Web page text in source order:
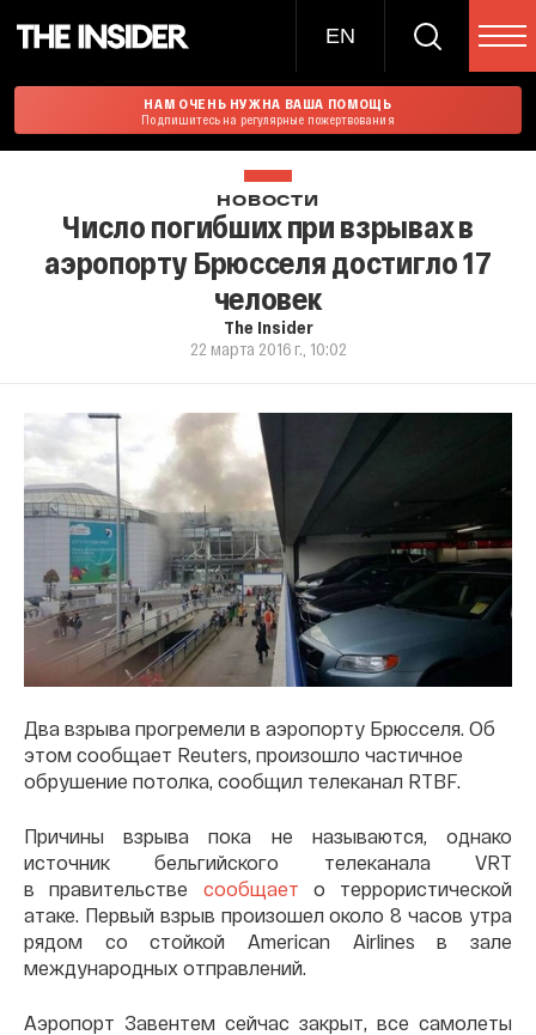
EN
НАМ ОЧЕНЬ НУЖНА ВАША ПОМОЩЬ
Подпишитесь на регулярные пожертвования
НОВОСТИ
Число погибших при взрывах в
аэропорту Брюсселя достигло 17
человек
The Insider
22 марта 2016 г., 10:02
Два взрыва прогремели в аэропорту Брюсселя. Об
этом сообщает Reuters, произошло частичное
обрушение потолка, сообщил телеканал RTBF.
Причины взрыва пока не называются, однако
источник бельгийского телеканала VRT
в правительстве сообщает о террористической
атаке. Первый взрыв произошел около 8 часов утра
рядом со стойкой American Airlines в зале
международных отправлений.
Аэропорт Завентем сейчас закрыт, все самолеты